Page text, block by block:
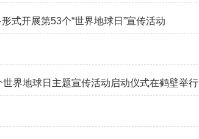
式开展第53个“世界地球日”宣传活动
世界地球日主题宣传活动启动仪式在鹤壁举行